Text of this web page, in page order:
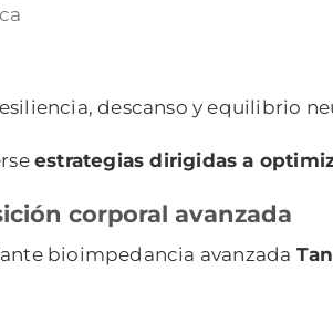
descanso y equilibrio
estrategias dirigidas a
corporal avanzada
bioimpedancia avanzada